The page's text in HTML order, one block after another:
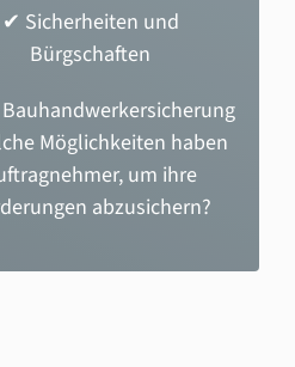
✔ Sicherheiten und
Bürgschaften
Möglichkeiten haben
um ihre
abzusichern?